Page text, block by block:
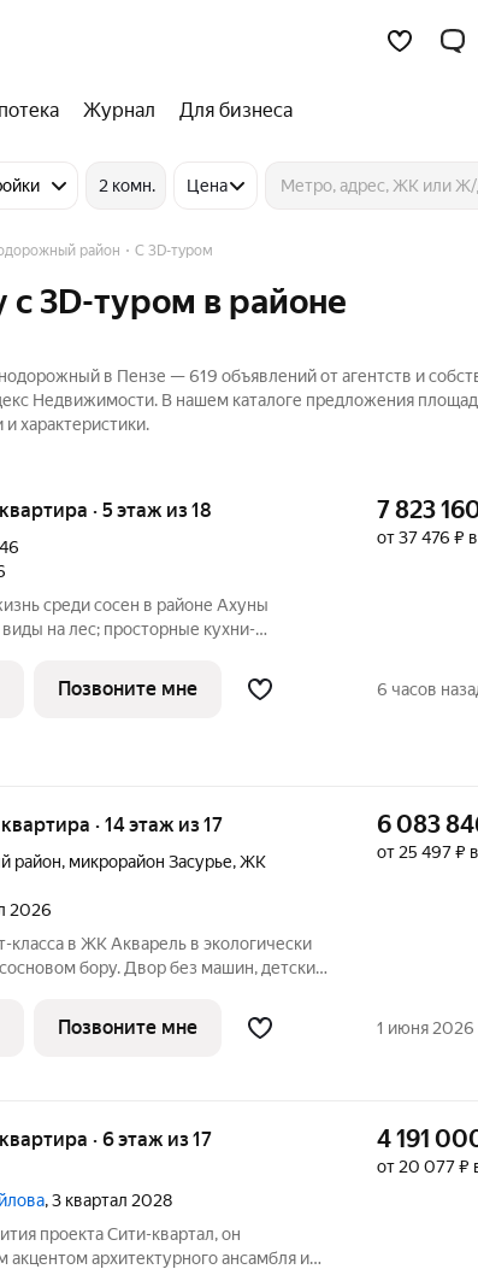
Журнал Для бизнеса
2 комн. Цена
район C 3D-туром
3D-туром в районе
в Пензе — 619 объявлений от агентств и
Недвижимости. В нашем каталоге предложения
характеристики.
· 5 этаж из 18
46
до 3,3 м. Для жителей предусмотрено:
7 823
от 37 476 ₽
Позвоните мне 6 часов
· 14 этаж из 17
район, микрорайон Засурье,ЖК
2026
класса в ЖК Акварель в экологически
бору. Двор без машин, детские
выбор планировочных решений,
6 083
от 25 497 ₽
Позвоните мне 1 июня 2026
· 6 этаж из 17
, 3 квартал 2028
архитектурного ансамбля и
4 191
от 20 077 ₽